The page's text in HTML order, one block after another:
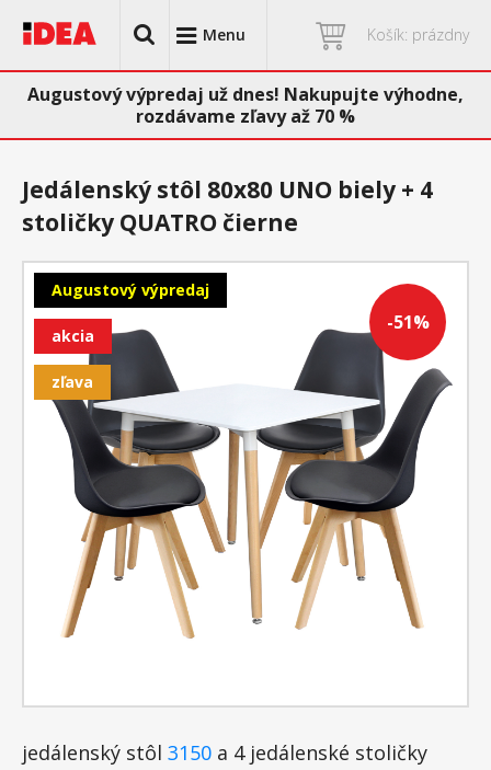
Menu Košík: prázdny
Augustový výpredaj už dnes! Nakupujte výhodne,
rozdávame zľavy až 70 %
-51%
Augustový výpredaj
akcia
zľava
Jedálenský stôl 80x80 UNO biely + 4
stoličky QUATRO čierne
jedálenský stôl 3150 a 4 jedálenské stoličky